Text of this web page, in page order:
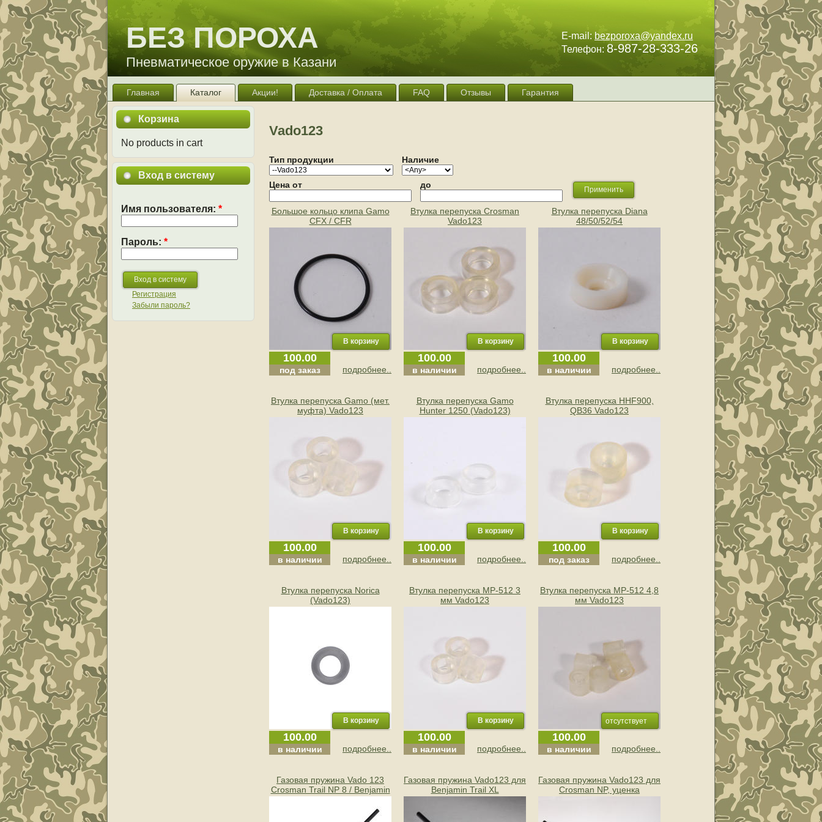
БЕЗ ПОРОХА
Пневматическое оружие в Казани
E-mail:bezporoxa@yandex.ru
Телефон: 8-987-28-333-26
Главная Каталог Акции! Доставка / Оплата FAQ Отзывы Гарантия
Корзина
No products in cart
Вход в систему
Имя пользователя: *
Пароль: *
Регистрация
Забыли пароль?
Vado123
Тип продукции Наличие
Цена от до
Большое кольцо клипа Gamo
CFX / CFR
100.00
под заказ подробнее..
Втулка перепуска Crosman
Vado123
100.00
в наличии подробнее..
Втулка перепуска Diana
48/50/52/54
100.00
в наличии подробнее..
Втулка перепуска Gamo (мет.
муфта) Vado123
100.00
в наличии подробнее..
Втулка перепуска Gamo
Hunter 1250 (Vado123)
100.00
в наличии подробнее..
Втулка перепуска HHF900,
QB36 Vado123
100.00
под заказ подробнее..
Втулка перепуска Norica
(Vado123)
100.00
в наличии подробнее..
Втулка перепуска МР-512 3
мм Vado123
100.00
в наличии подробнее..
Втулка перепуска МР-512 4,8
мм Vado123
отсутствует
100.00
в наличии подробнее..
Газовая пружина Vado 123
Crosman Trail NP 8 / Benjamin
Газовая пружина Vado123 для
Benjamin Trail XL
Газовая пружина Vado123 для
Crosman NP, уценка